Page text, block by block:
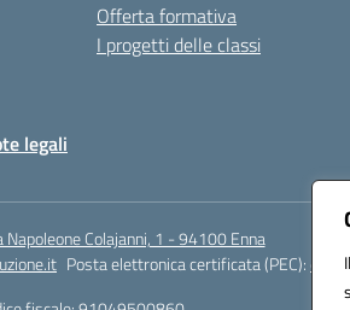
Offerta formativa
I progetti delle classi
legali
Napoleone Colajanni, 1 - 94100 Enna
Posta elettronica certificata (PEC):